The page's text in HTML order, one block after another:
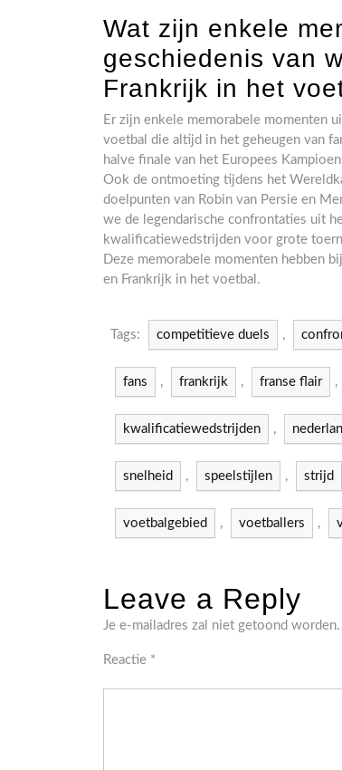
Wat zijn enkele
geschiedenis van
Frankrijk in het
Er zijn enkele memorabele momenten
voetbal die altijd in het geheugen van
halve finale van het Europees
Ook de ontmoeting tijdens het
doelpunten van Robin van Persie en
we de legendarische confrontaties uit
kwalificatiewedstrijden voor grote
Deze memorabele momenten hebben
en Frankrijk in het voetbal.
Tags: competitieve duels ,
fans , frankrijk , franse flair ,
kwalificatiewedstrijden ,
snelheid , speelstijlen , strijd
voetbalgebied , voetballers ,
Leave a Reply
Je e-mailadres zal niet getoond worden.
Reactie *